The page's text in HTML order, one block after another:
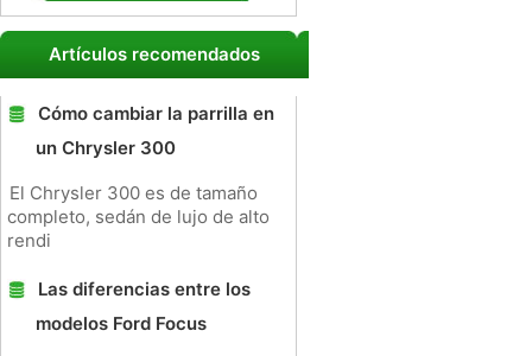
Artículos recomendados
Cómo cambiar la parrilla en
un Chrysler 300
El Chrysler 300 es de tamaño
completo, sedán de lujo de alto
rendi
Las diferencias entre los
modelos Ford Focus